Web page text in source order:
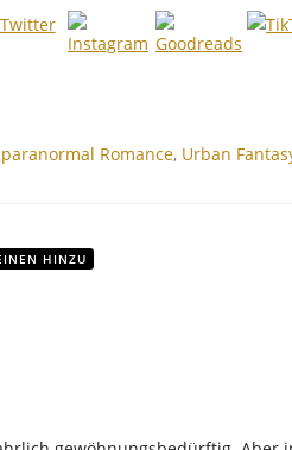
paranormal Romance, Urban
HINZU